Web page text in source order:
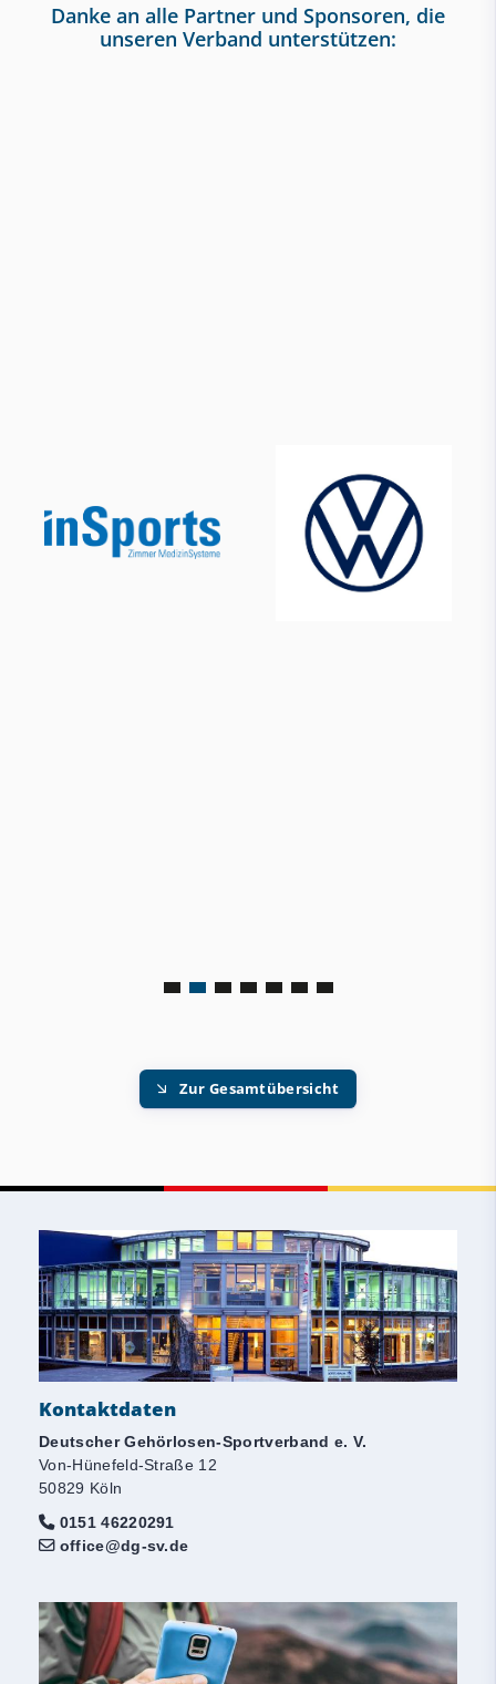
Danke an alle Partner und Sponsoren, die
unseren Verband unterstützen:
Zur Gesamtübersicht
Kontaktdaten
Deutscher Gehörlosen-Sportverband e. V.
Von-Hünefeld-Straße 12
50829 Köln
0151 46220291
office@dg-sv.de